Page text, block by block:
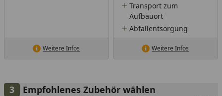
Weitere Infos
Transport zum
Aufbauort
Abfallentsorgung
Weitere Infos
Empfohlenes Zubehör wählen